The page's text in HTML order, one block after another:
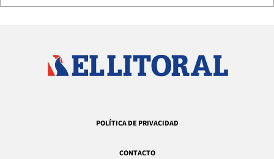
POLÍTICA DE PRIVACIDAD
CONTACTO